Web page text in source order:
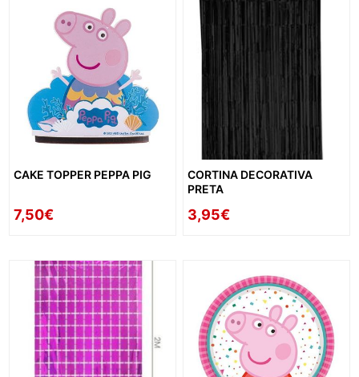
CAKE TOPPER PEPPA PIG
7,50€
CORTINA DECORATIVA
PRETA
3,95€